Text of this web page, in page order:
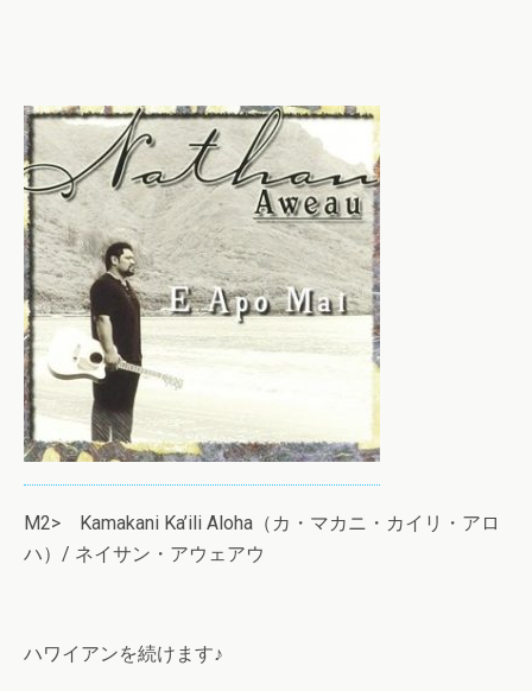
M2> Kamakani Ka’ili Aloha（カ・マカニ・カイリ・アロ
ハ）/ ネイサン・アウェアウ
ハワイアンを続けます♪